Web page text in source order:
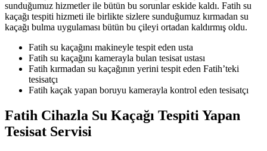
sunduğumuz hizmetler ile bütün bu sorunlar eskide kaldı. Fatih su
kaçağı tespiti hizmeti ile birlikte sizlere sunduğumuz kırmadan su
kaçağı bulma uygulaması bütün bu çileyi ortadan kaldırmış oldu.
Fatih su kaçağını makineyle tespit eden usta
Fatih su kaçağını kamerayla bulan tesisat ustası
Fatih kırmadan su kaçağının yerini tespit eden Fatih’teki
tesisatçı
Fatih kaçak yapan boruyu kamerayla kontrol eden tesisatçı
Fatih Cihazla Su Kaçağı Tespiti Yapan
Tesisat Servisi